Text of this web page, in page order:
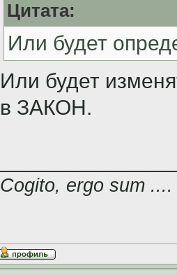
Цитата:
Или будет
Или будет
в ЗАКОН.
Cogito, ergo sum ....